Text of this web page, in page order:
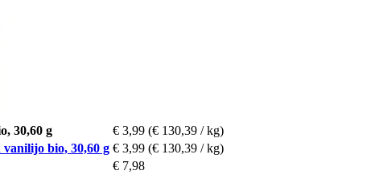
30,60 g € 3,99 (€ 130,39 / kg)
bio, 30,60 g € 3,99 (€ 130,39 / kg)
€ 7,98